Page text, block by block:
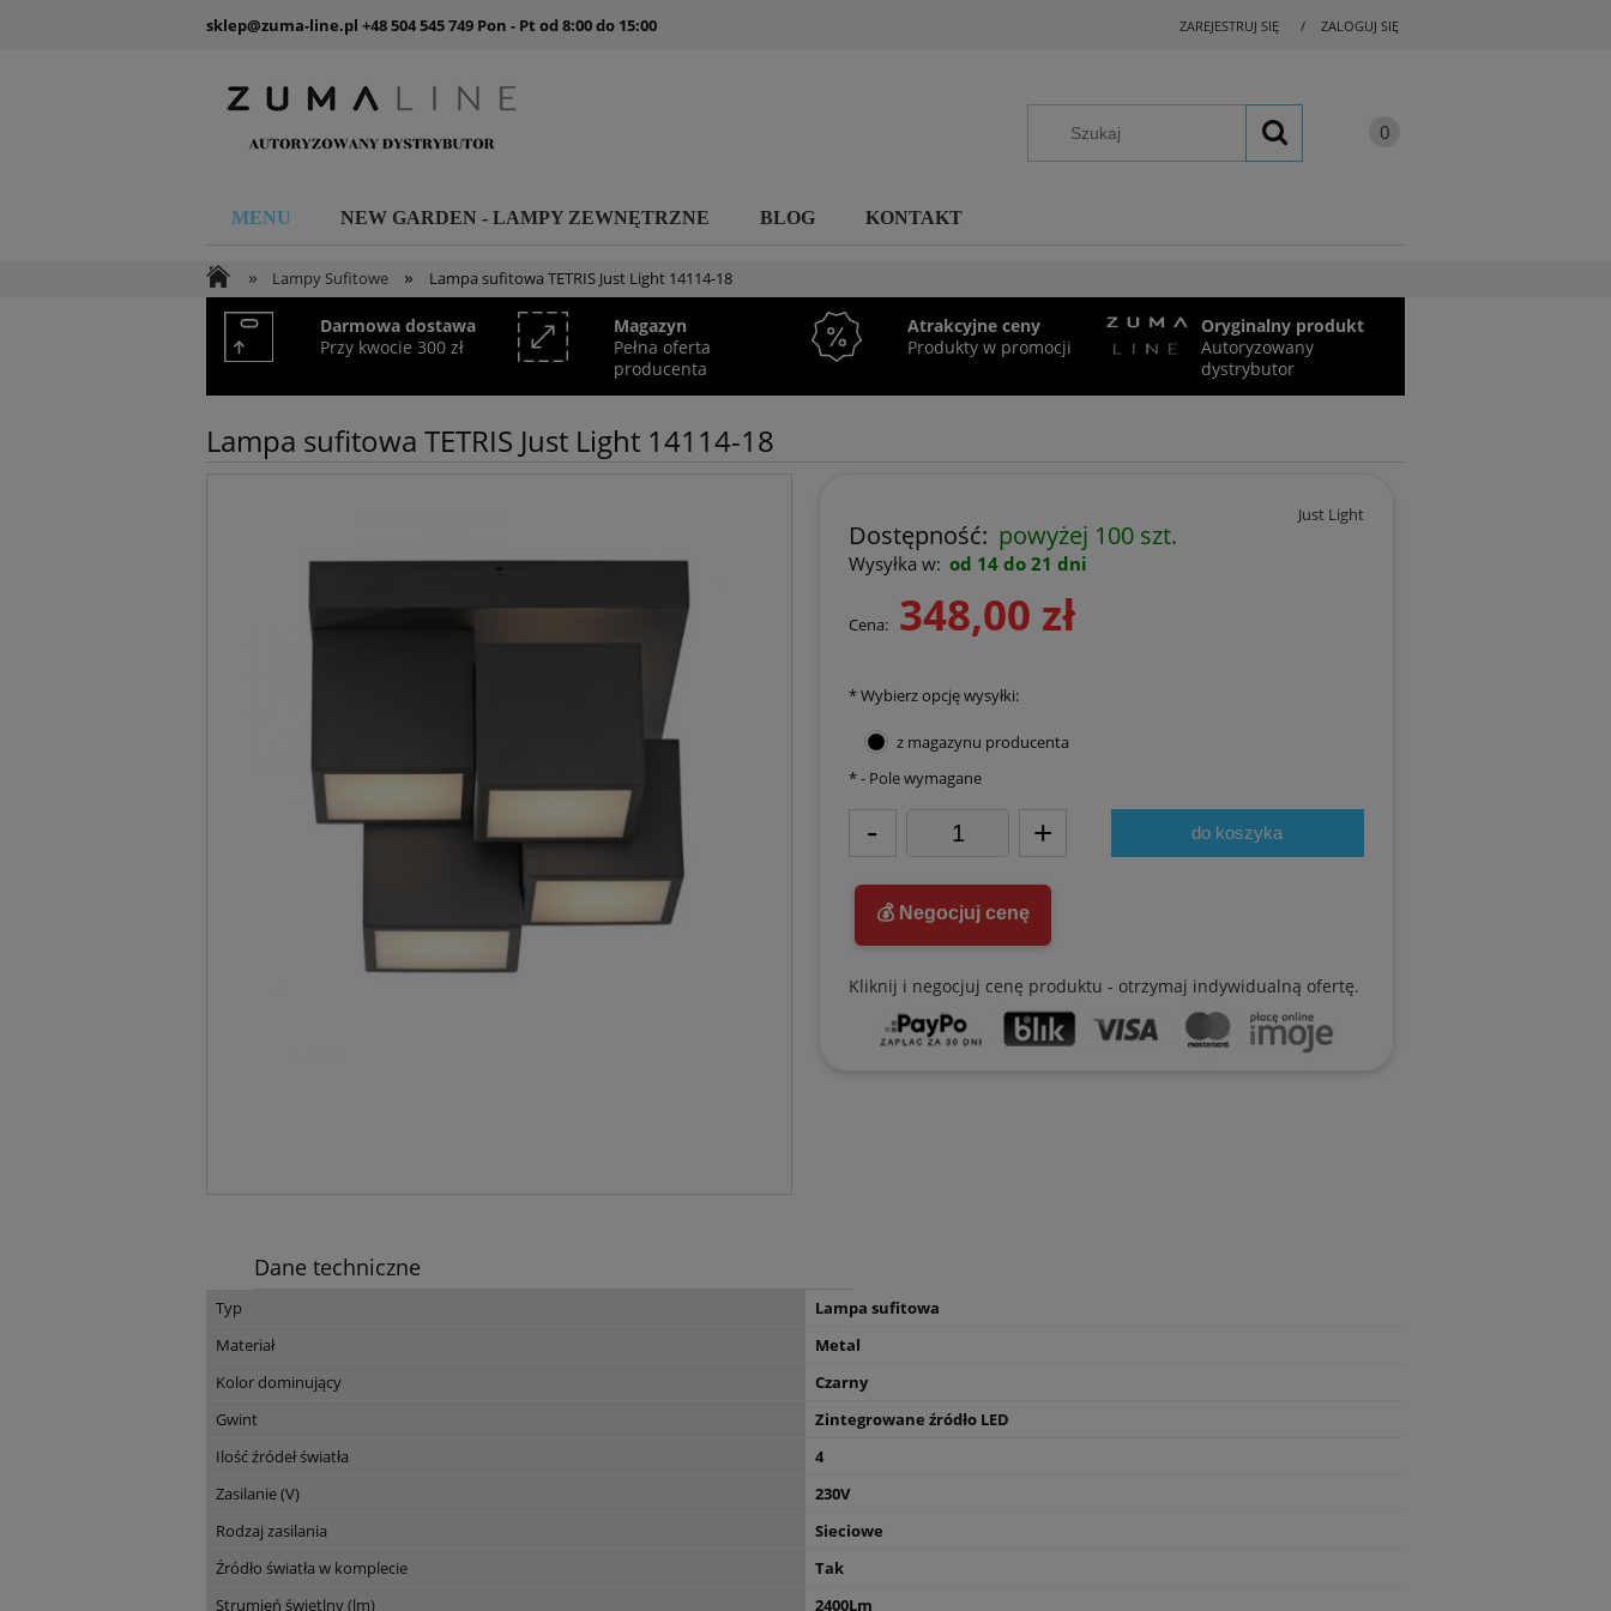
ZAREJESTRUJ SIĘ ZALOGUJ SIĘ
sklep@zuma-line.pl +48 504 545 749 Pon - Pt od 8:00 do 15:00
MENU NEW GARDEN - LAMPY ZEWNĘTRZNE BLOG KONTAKT
» Lampy Sufitowe » Lampa sufitowa TETRIS Just Light 14114-18
Darmowa dostawa
Przy kwocie 300 zł
Magazyn
Pełna oferta
producenta
Atrakcyjne ceny
Produkty w promocji
Oryginalny produkt
Autoryzowany
dystrybutor
Lampa sufitowa TETRIS Just Light 14114-18
Just Light
Dostępność: powyżej 100 szt.
Wysyłka w: od 14 do 21 dni
Cena: 348,00 zł
*Wybierz opcję wysyłki:
z magazynu producenta
- + do koszyka
*- Pole wymagane
💰 Negocjuj cenę
Kliknij i negocjuj cenę produktu - otrzymaj indywidualną ofertę.
Dane techniczne
Typ
Lampa sufitowa
Materiał
Metal
Kolor dominujący
Czarny
Gwint
Zintegrowane źródło LED
Ilość źródeł światła
4
Zasilanie (V)
230V
Rodzaj zasilania
Sieciowe
Źródło światła w komplecie
Tak
Strumień świetlny (lm)
2400Lm